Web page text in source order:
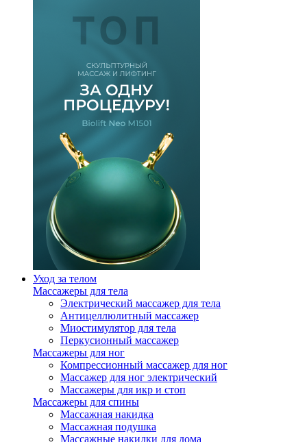
Уход за телом
Массажеры для тела
Электрический массажер для тела
Антицеллюлитный массажер
Миостимулятор для тела
Перкусионный массажер
Массажеры для ног
Компрессионный массажер для ног
Массажер для ног электрический
Массажеры для икр и стоп
Массажеры для спины
Массажная накидка
Массажная подушка
Массажные накидки для дома